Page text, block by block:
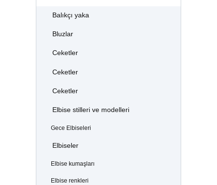
Balıkçı yaka
Bluzlar
Ceketler
Ceketler
Ceketler
Elbise stilleri ve modelleri
Gece Elbiseleri
Elbiseler
Elbise kumaşları
Elbise renkleri